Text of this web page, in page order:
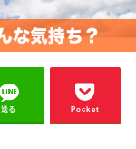
送る Pocket